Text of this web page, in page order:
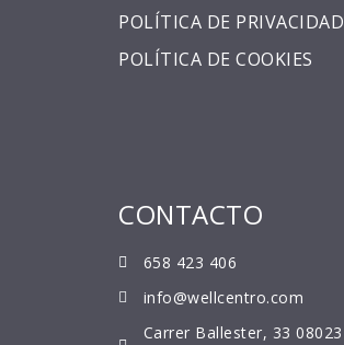
POLÍTICA DE PRIVACIDAD
POLÍTICA DE COOKIES
CONTACTO
658 423 406
info@wellcentro.com
Carrer Ballester, 33 08023